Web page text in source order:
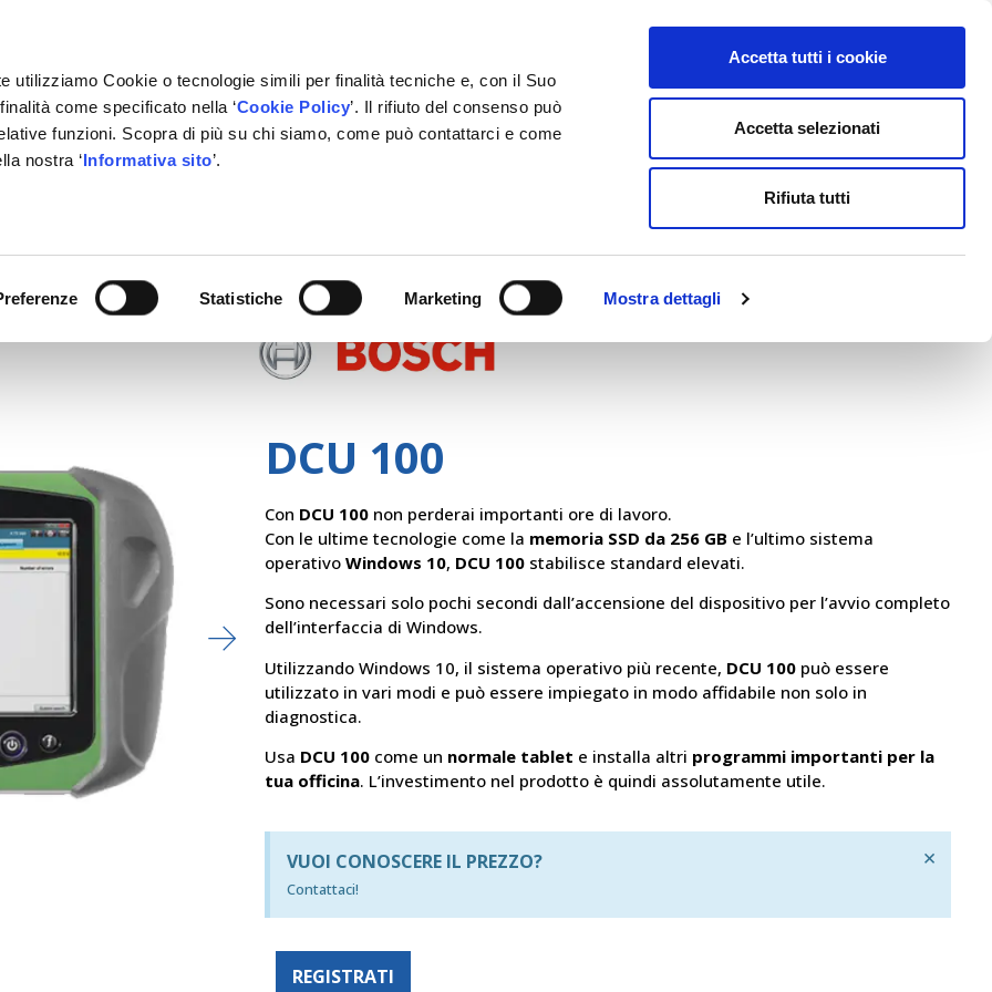
utilizziamo Cookie o tecnologie simili per finalità tecniche e, con il Suo
come specificato nella ‘Cookie Policy’. Il rifiuto del consenso può
funzioni. Scopra di più su chi siamo, come può contattarci e come
nostra ‘Informativa sito’.
Statistiche Marketing Mostra dettagli
Accetta tutti i cookie
Accetta selezionati
Rifiuta tutti
ACCEDI E CONTATTACI
DCU 100
Con DCU 100 non perderai importanti ore di lavoro.
Con le ultime tecnologie come la memoria SSD da 256 GB e l’ultimo sistema
operativo Windows 10, DCU 100 stabilisce standard elevati.
Sono necessari solo pochi secondi dall’accensione del dispositivo per l’avvio completo
dell’interfaccia di Windows.
Utilizzando Windows 10, il sistema operativo più recente, DCU 100 può essere
utilizzato in vari modi e può essere impiegato in modo affidabile non solo in
diagnostica.
Usa DCU 100 come un normale tablet e installa altri programmi importanti per la
tua officina. L’investimento nel prodotto è quindi assolutamente utile.
VUOI CONOSCERE IL PREZZO?
Contattaci!
×
REGISTRATI